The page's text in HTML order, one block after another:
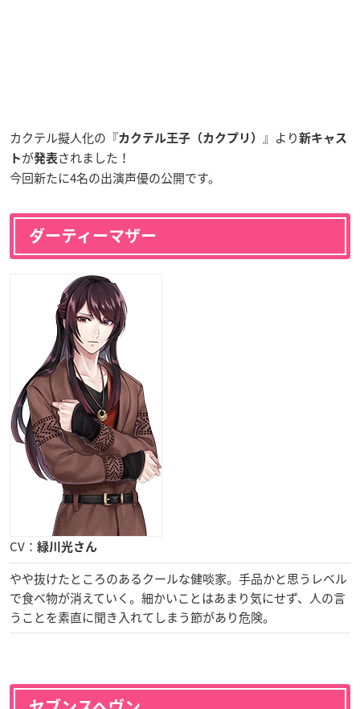
カクテル擬人化の『カクテル王子（カクプリ） 』より 新キャス
ト が発表 されました！
今回新たに4名の出演声優の公開です。
ダーティーマザー
CV： 緑川光さん
やや抜けたところのあるクールな健啖家。手品かと思うレベル
で食べ物が消えていく。細かいことはあまり気にせず、人の言
うことを素直に聞き入れてしまう節があり危険。